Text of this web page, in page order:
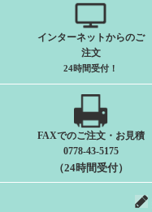
インターネットからのご
注文
24時間受付 ！
FAXでのご注文・お見積
0778-43-5175
（24時間受付）